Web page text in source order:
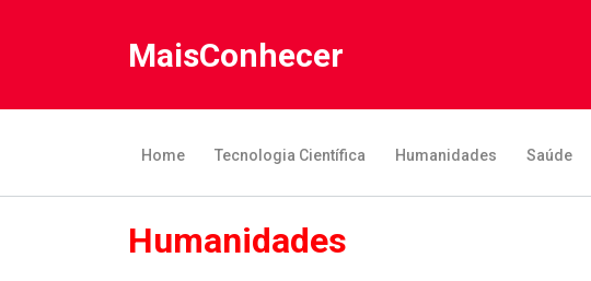
MaisConhecer
Home Tecnologia Científica Humanidades Saúde
Humanidades